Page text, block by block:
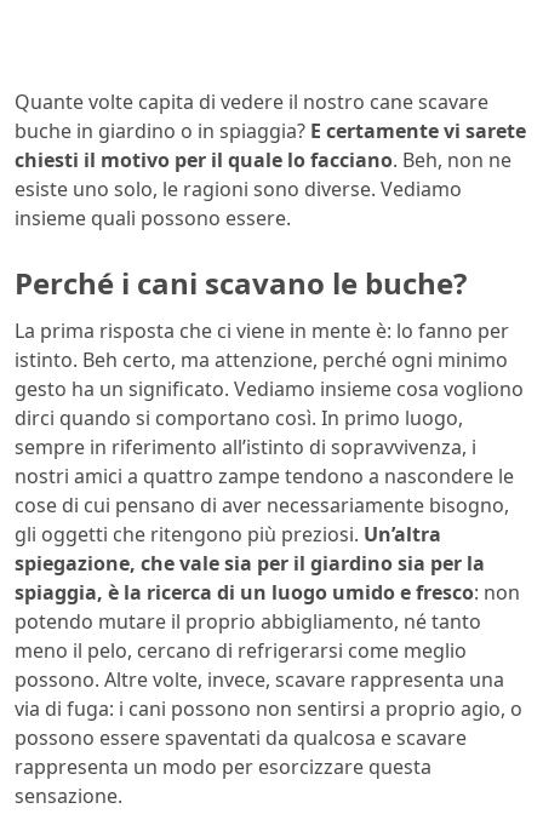
Quante volte capita di vedere il nostro cane scavare
buche in giardino o in spiaggia? E certamente vi sarete
chiesti il motivo per il quale lo facciano. Beh, non ne
esiste uno solo, le ragioni sono diverse. Vediamo
insieme quali possono essere.
Perché i cani scavano le buche?
La prima risposta che ci viene in mente è: lo fanno per
istinto. Beh certo, ma attenzione, perché ogni minimo
gesto ha un significato. Vediamo insieme cosa vogliono
dirci quando si comportano così. In primo luogo,
sempre in riferimento all’istinto di sopravvivenza, i
nostri amici a quattro zampe tendono a nascondere le
cose di cui pensano di aver necessariamente bisogno,
gli oggetti che ritengono più preziosi. Un’altra
spiegazione, che vale sia per il giardino sia per la
spiaggia, è la ricerca di un luogo umido e fresco: non
potendo mutare il proprio abbigliamento, né tanto
meno il pelo, cercano di refrigerarsi come meglio
possono. Altre volte, invece, scavare rappresenta una
via di fuga: i cani possono non sentirsi a proprio agio, o
possono essere spaventati da qualcosa e scavare
rappresenta un modo per esorcizzare questa
sensazione.